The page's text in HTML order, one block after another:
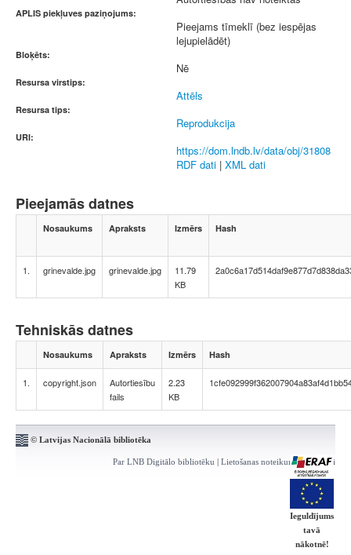
APLIS piekļuves paziņojums:
Pieejams tīmeklī (bez iespējas
lejupielādēt)
Bloķēts:
Nē
Resursa virstips:
Attēls
Resursa tips:
Reprodukcija
URI:
https://dom.lndb.lv/data/obj/31808
RDF dati | XML dati
Pieejamās datnes
Nosaukums Apraksts Izmērs Hash
1. grinevalde.jpg grinevalde.jpg
11.79
KB
Tehniskās datnes
Nosaukums Apraksts Izmērs Hash
1. copyright.json
Autortiesību
fails
2.23
KB
© Latvijas Nacionālā bibliotēka
Par LNB Digitālo bibliotēku | Lietošanas noteikumi | Kontakti
Ieguldījums
tavā
nākotnē!